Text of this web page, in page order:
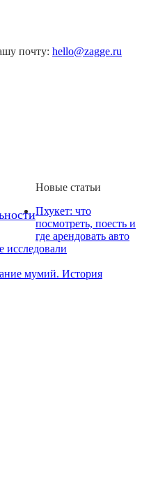
почту: hello@zagge.ru
Новые статьи
Пхукет: что
посмотреть, поесть и
где арендовать авто
исследовали
мумий. История